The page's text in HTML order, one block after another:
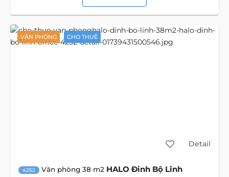
VĂN PHÒNG CHO THUÊ
Detail
4252 Văn phòng 38 m2 HALO Đinh Bộ Lĩnh